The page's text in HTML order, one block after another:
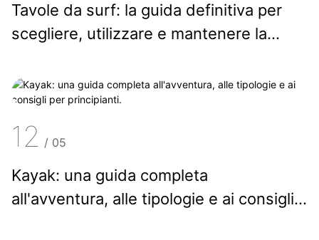
Tavole da surf: la guida definitiva per
scegliere, utilizzare e mantenere la
12 / 05
Kayak: una guida completa
all'avventura, alle tipologie e ai consigli